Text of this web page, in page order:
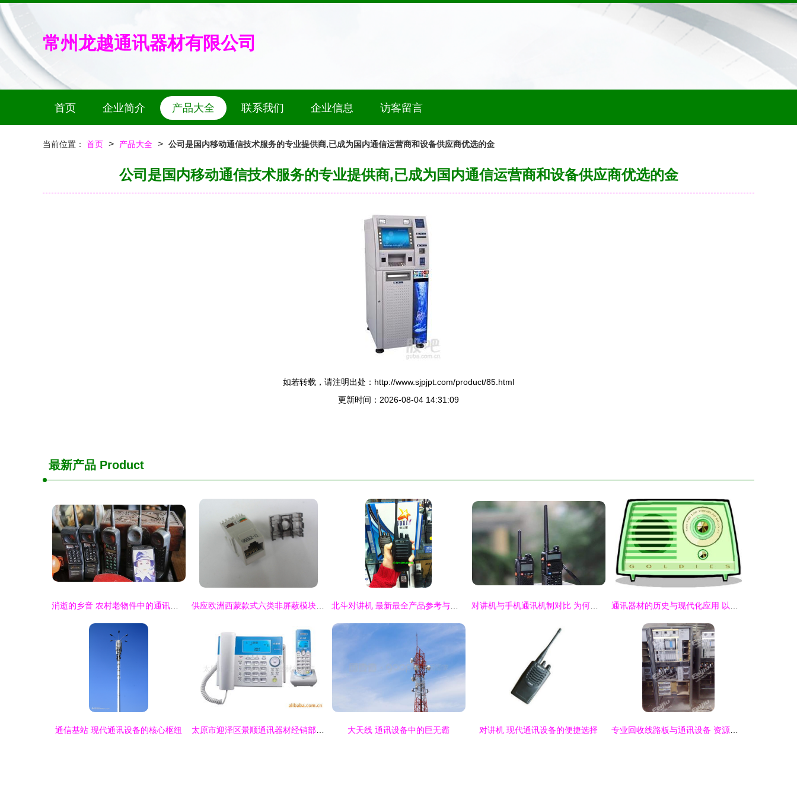
常州龙越通讯器材有限公司
首页 企业简介 产品大全 联系我们 企业信息 访客留言
当前位置： 首页 > 产品大全 > 公司是国内移动通信技术服务的专业提供商,已成为国内通信运营商和设备供应商优选的金
公司是国内移动通信技术服务的专业提供商,已成为国内通信运营商和设备供应商优选的金
如若转载，请注明出处：http://www.sjpjpt.com/product/85.html
更新时间：2026-08-04 14:31:09
最新产品 Product
通信基站 现代通讯设备的核心枢纽 大天线 通讯设备中的巨无霸 对讲机 现代通讯设备的便捷选择